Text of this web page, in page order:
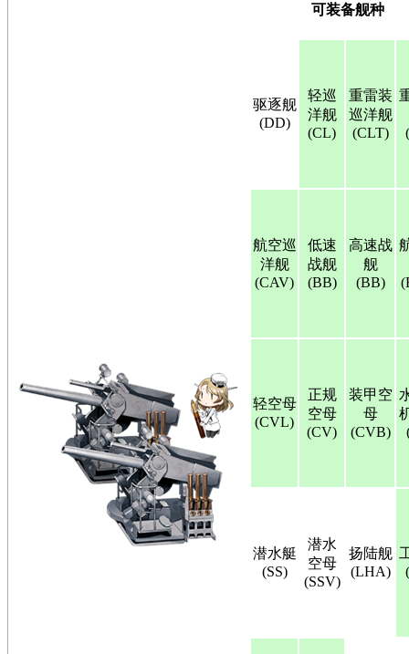
可装备舰种
驱逐舰
(DD)
轻巡
洋舰
(CL)
重雷装
巡洋舰
(CLT)
航空巡
洋舰
(CAV)
低速
战舰
(BB)
高速战
舰
(BB)
轻空母
(CVL)
正规
空母
(CV)
装甲空
母
(CVB)
潜水艇
(SS)
潜水
空母
(SSV)
扬陆舰
(LHA)